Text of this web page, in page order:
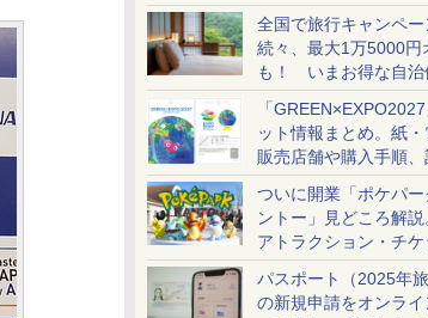
ど大型イベント目白押
全国で旅行キャンペー
続々、最大1万5000円
も！ いまお得な自治
め
「
ット情報まとめ。紙
販売店舗や購入手順、
ケットも解説
ついに開業「ポケパー
ントー」見どころ解説
アトラクション・チケ
配・来場前に必要な
パスポート（2025年旅
の新規申請をオンラ